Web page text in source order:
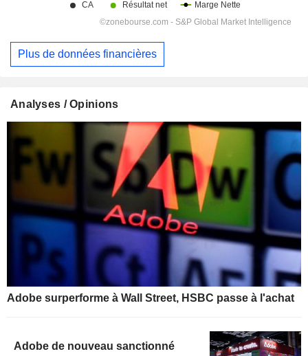
Plus de données financières
Analyses / Opinions
Adobe surperforme à Wall Street, HSBC passe à l'achat
Adobe de nouveau sanctionné